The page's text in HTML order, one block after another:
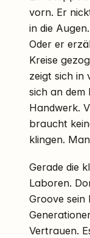
vorn. Er
in die
Oder er
Kreise
zeigt sich in
sich an dem
Handwerk.
braucht
klingen.
Gerade die
Laboren.
Groove sein
Vertrauen.